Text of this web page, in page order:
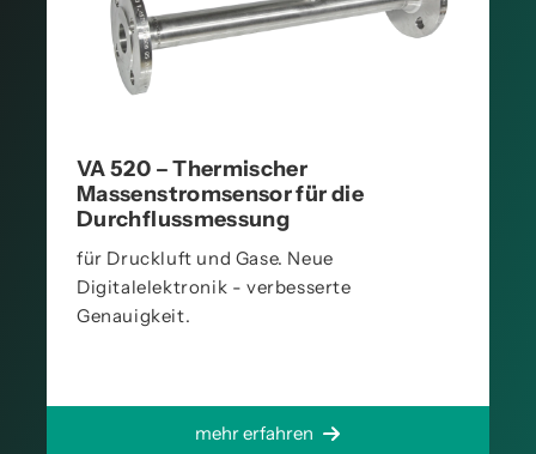
VA 520 – Thermischer
Massenstromsensor für die
Durchflussmessung
für Druckluft und Gase. Neue
Digitalelektronik - verbesserte
Genauigkeit.
mehr erfahren